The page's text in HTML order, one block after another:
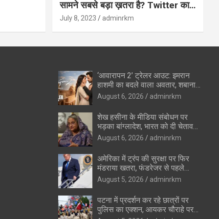
सामने सबसे बड़ा ख़तरा है? Twitter का
अंत?
July 8, 2023 adminrkm
‘आवारापन 2’ ट्रेलर आउट: इमरान
हाशमी का बदले वाला अवतार, शबाना
आजमी के विलेन रोल ने उड़ाए होश
August 6, 2026 adminrkm
शेख हसीना के मीडिया संबोधन पर
भड़का बांग्लादेश, भारत को दी चेतावनी
—”रिश्ते सुधारने की कोशिशों को
पहुंचेगा नुकसान”
August 6, 2026 adminrkm
अमेरिका में ट्रंप की सुरक्षा पर फिर
मंडराया खतरा, फंडरेजर से पहले
हथियारों के साथ संदिग्ध पकड़ा गया
August 5, 2026 adminrkm
पटना में प्रदर्शन कर रहे छात्रों पर
पुलिस का एक्शन, आयकर चौराहे पर